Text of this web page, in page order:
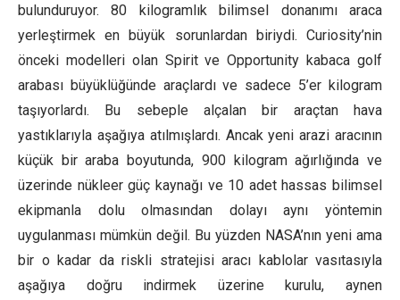
bulunduruyor. 80 kilogramlık bilimsel donanımı araca
yerleştirmek en büyük sorunlardan biriydi. Curiosity’nin
önceki modelleri olan Spirit ve Opportunity kabaca golf
arabası büyüklüğünde araçlardı ve sadece 5’er kilogram
taşıyorlardı. Bu sebeple alçalan bir araçtan hava
yastıklarıyla aşağıya atılmışlardı. Ancak yeni arazi aracının
küçük bir araba boyutunda, 900 kilogram ağırlığında ve
üzerinde nükleer güç kaynağı ve 10 adet hassas bilimsel
ekipmanla dolu olmasından dolayı aynı yöntemin
uygulanması mümkün değil. Bu yüzden NASA’nın yeni ama
bir o kadar da riskli stratejisi aracı kablolar vasıtasıyla
aşağıya doğru indirmek üzerine kurulu, aynen